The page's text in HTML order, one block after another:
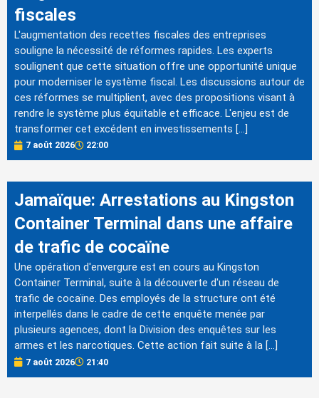
fiscales
L'augmentation des recettes fiscales des entreprises
souligne la nécessité de réformes rapides. Les experts
soulignent que cette situation offre une opportunité unique
pour moderniser le système fiscal. Les discussions autour de
ces réformes se multiplient, avec des propositions visant à
rendre le système plus équitable et efficace. L'enjeu est de
transformer cet excédent en investissements […]
7 août 2026 22:00
Jamaïque: Arrestations au Kingston
Container Terminal dans une affaire
de trafic de cocaïne
Une opération d'envergure est en cours au Kingston
Container Terminal, suite à la découverte d'un réseau de
trafic de cocaïne. Des employés de la structure ont été
interpellés dans le cadre de cette enquête menée par
plusieurs agences, dont la Division des enquêtes sur les
armes et les narcotiques. Cette action fait suite à la […]
7 août 2026 21:40